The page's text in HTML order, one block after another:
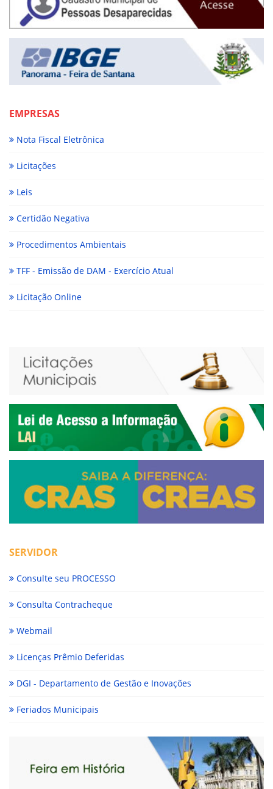
EMPRESAS
Nota Fiscal Eletrônica
Licitações
Leis
Certidão Negativa
Procedimentos Ambientais
TFF - Emissão de DAM - Exercício Atual
Licitação Online
SERVIDOR
Consulte seu PROCESSO
Consulta Contracheque
Webmail
Licenças Prêmio Deferidas
DGI - Departamento de Gestão e Inovações
Feriados Municipais